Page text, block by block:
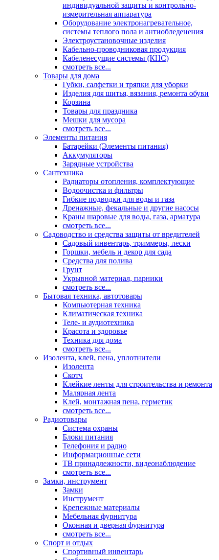
индивидуальной защиты и контрольно-
измерительная аппаратура
Оборудование электронагревательное,
системы теплого пола и антиобледенения
Электроустановочные изделия
Кабельно-проводниковая продукция
Кабеленесущие системы (КНС)
смотреть все...
Товары для дома
Губки, салфетки и тряпки для уборки
Изделия для шитья, вязания, ремонта обуви
Корзина
Товары для праздника
Мешки для мусора
смотреть все...
Элементы питания
Батарейки (Элементы питания)
Аккумуляторы
Зарядные устройства
Сантехника
Радиаторы отопления, комплектующие
Водоочистка и фильтры
Гибкие подводки для воды и газа
Дренажные, фекальные и другие насосы
Краны шаровые для воды, газа, арматура
смотреть все...
Садоводство и средства защиты от вредителей
Садовый инвентарь, триммеры, лески
Горшки, мебель и декор для сада
Средства для полива
Грунт
Укрывной материал, парники
смотреть все...
Бытовая техника, автотовары
Компьютерная техника
Климатическая техника
Теле- и аудиотехника
Красота и здоровье
Техника для дома
смотреть все...
Изолента, клей, пена, уплотнители
Изолента
Скотч
Клейкие ленты для строительства и ремонта
Малярная лента
Клей, монтажная пена, герметик
смотреть все...
Радиотовары
Система охраны
Блоки питания
Телефония и радио
Информационные сети
ТВ принадлежности, видеонаблюдение
смотреть все...
Замки, инструмент
Замки
Инструмент
Крепежные материалы
Мебельная фурнитура
Оконная и дверная фурнитура
смотреть все...
Спорт и отдых
Спортивный инвентарь